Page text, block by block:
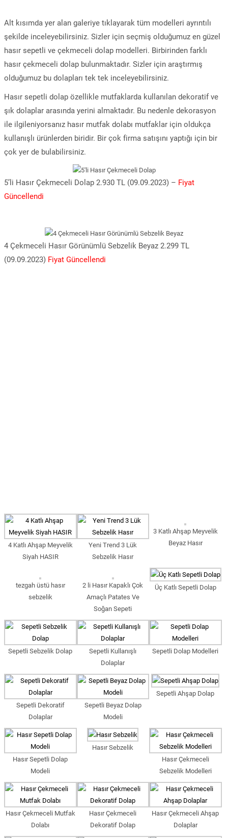
Alt kısımda yer alan galeriye tıklayarak tüm modelleri ayrıntılı
şekilde inceleyebilirsiniz. Sizler için seçmiş olduğumuz en güzel
hasır sepetli ve çekmeceli dolap modelleri. Birbirinden farklı
hasır çekmeceli dolap bulunmaktadır. Sizler için araştırmış
olduğumuz bu dolapları tek tek inceleyebilirsiniz.
Hasır sepetli dolap özellikle mutfaklarda kullanılan dekoratif ve
şık dolaplar arasında yerini almaktadır. Bu nedenle dekorasyon
ile ilgileniyorsanız hasır mutfak dolabı mutfaklar için oldukça
kullanışlı ürünlerden biridir. Bir çok firma satışını yaptığı için bir
çok yer de bulabilirsiniz.
5’li Hasır Çekmeceli Dolap 2.930 TL (09.09.2023) – Fiyat
Güncellendi
4 Çekmeceli Hasır Görünümlü Sebzelik Beyaz 2.299 TL
(09.09.2023) Fiyat Güncellendi
4 Katlı Ahşap Meyvelik
Siyah HASIR
Yeni Trend 3 Lük
Sebzelik Hasır
3 Katlı Ahşap Meyvelik
Beyaz Hasır
tezgah üstü hasır
sebzelik
2 li Hasır Kapaklı Çok
Amaçlı Patates Ve
Soğan Sepeti
Üç Katlı Sepetli Dolap
Sepetli Sebzelik Dolap
Sepetli Kullanışlı
Dolaplar
Sepetli Dolap Modelleri
Sepetli Dekoratif
Dolaplar
Sepetli Beyaz Dolap
Modeli
Sepetli Ahşap Dolap
Hasır Sepetli Dolap
Modeli
Hasır Sebzelik
Hasır Çekmeceli
Sebzelik Modelleri
Hasır Çekmeceli Mutfak
Dolabı
Hasır Çekmeceli
Dekoratif Dolap
Hasır Çekmeceli Ahşap
Dolaplar